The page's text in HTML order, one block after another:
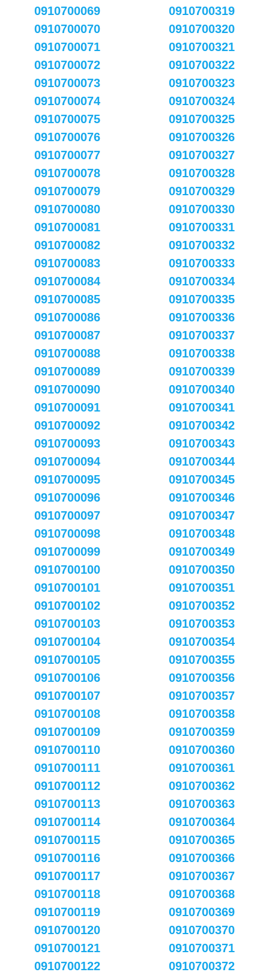
0910700069
0910700070
0910700071
0910700072
0910700073
0910700074
0910700075
0910700076
0910700077
0910700078
0910700079
0910700080
0910700081
0910700082
0910700083
0910700084
0910700085
0910700086
0910700087
0910700088
0910700089
0910700090
0910700091
0910700092
0910700093
0910700094
0910700095
0910700096
0910700097
0910700098
0910700099
0910700100
0910700101
0910700102
0910700103
0910700104
0910700105
0910700106
0910700107
0910700108
0910700109
0910700110
0910700111
0910700112
0910700113
0910700114
0910700115
0910700116
0910700117
0910700118
0910700119
0910700120
0910700121
0910700122
0910700319
0910700320
0910700321
0910700322
0910700323
0910700324
0910700325
0910700326
0910700327
0910700328
0910700329
0910700330
0910700331
0910700332
0910700333
0910700334
0910700335
0910700336
0910700337
0910700338
0910700339
0910700340
0910700341
0910700342
0910700343
0910700344
0910700345
0910700346
0910700347
0910700348
0910700349
0910700350
0910700351
0910700352
0910700353
0910700354
0910700355
0910700356
0910700357
0910700358
0910700359
0910700360
0910700361
0910700362
0910700363
0910700364
0910700365
0910700366
0910700367
0910700368
0910700369
0910700370
0910700371
0910700372